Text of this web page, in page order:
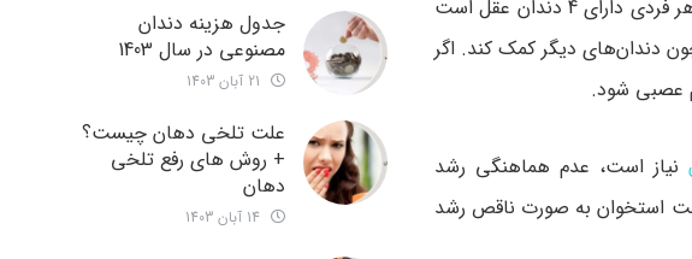
این دندان بین سنین 18 تا 25 سالگی رشد کرده ولی در بعضی افراد امکان دارد زودتر از این سن هم رویش کند. هر فردی دارای 4 دندان عقل است
همچون دندان‌های دیگر کمک کند. اگر
عصبی شود.
نیاز است، عدم هماهنگی رشد
استخوان به صورت ناقص رشد
جدول هزینه دندان
مصنوعی در سال 1403
علت تلخی دهان چیست؟
+ روش های رفع تلخی
دهان